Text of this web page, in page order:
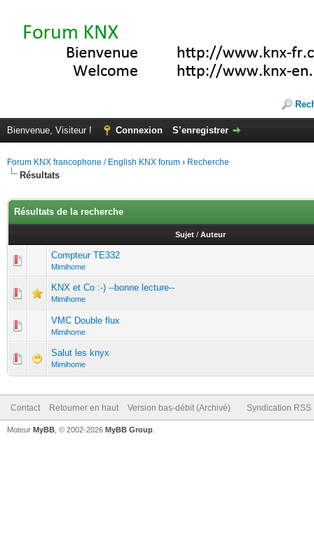
Bienvenue, Visiteur ! Connexion S’enregistrer
Forum KNX francophone / English KNX forum › Recherche
Résultats
Résultats de la recherche
Sujet / Auteur
Compteur TE332
Mimihome
KNX et Co :-) --bonne lecture--
Mimihome
VMC Double flux
Mimihome
Salut les knyx
Mimihome
Contact Retourner en haut Version bas-débit (Archivé) Syndication RSS
Moteur MyBB , © 2002-2026 MyBB Group